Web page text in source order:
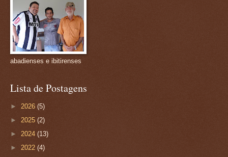
abadienses e ibitirenses
Lista de Postagens
► 2026 (5)
► 2025 (2)
► 2024 (13)
► 2022 (4)